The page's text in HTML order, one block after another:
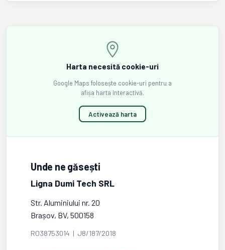
Harta necesită cookie-uri
Google Maps folosește cookie-uri pentru a
afișa harta interactivă.
Activează harta
Unde ne găsești
Ligna Dumi Tech SRL
Str. Aluminiului nr. 20
Brașov, BV, 500158
RO38753014 | J8/187/2018